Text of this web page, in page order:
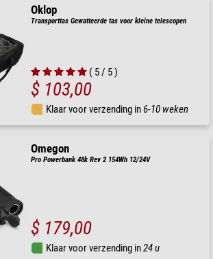
Oklop
Transporttas Gewatteerde tas voor kleine telescopen
( 5 / 5 )
$ 103,00
Klaar voor verzending in6-10 weken
Omegon
Pro Powerbank 48k Rev 2 154Wh 12/24V
$ 179,00
Klaar voor verzending in24 u